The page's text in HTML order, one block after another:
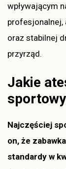
wpływającym
profesjonalnej,
oraz stabilnej
przyrząd.
Jakie
Najczęściej
on, że
standardy w